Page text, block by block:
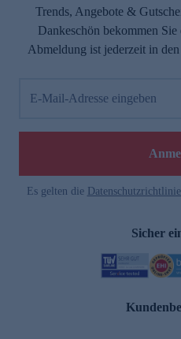
Trends, Angebote &
Dankeschön bekommen
Abmeldung ist jederzeit in
E-Mail-Adresse eingeben
Es gelten die
Sicher